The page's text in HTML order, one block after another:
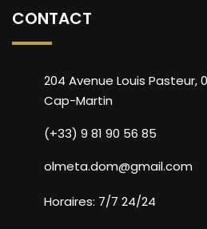
CONTACT
204 Avenue Louis Pasteur,
Cap-Martin
(+33) 9 81 90 56 85
olmeta.dom@gmail.com
Horaires: 7/7 24/24